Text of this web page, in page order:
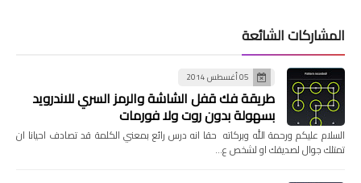
المشاركات الشائعة
05 أغسطس 2014
طريقة فك قفل الشاشة والرمز السري للاندرويد
بسهولة بدون روت ولا فورمات
السلام عليكم ورحمة الله وبركاته حقا انه درس رائع بمعني الكلمة قد تصادف احيانا ان
تمتلك جوال لصديقك او لشخص ع…